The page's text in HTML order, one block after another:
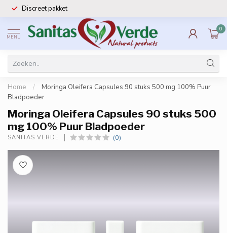
Discreet pakket
MENU
0
Home /
Moringa Oleifera Capsules 90 stuks 500 mg 100% Puur
Bladpoeder
Moringa Oleifera Capsules 90 stuks 500
mg 100% Puur Bladpoeder
SANITAS VERDE (0)